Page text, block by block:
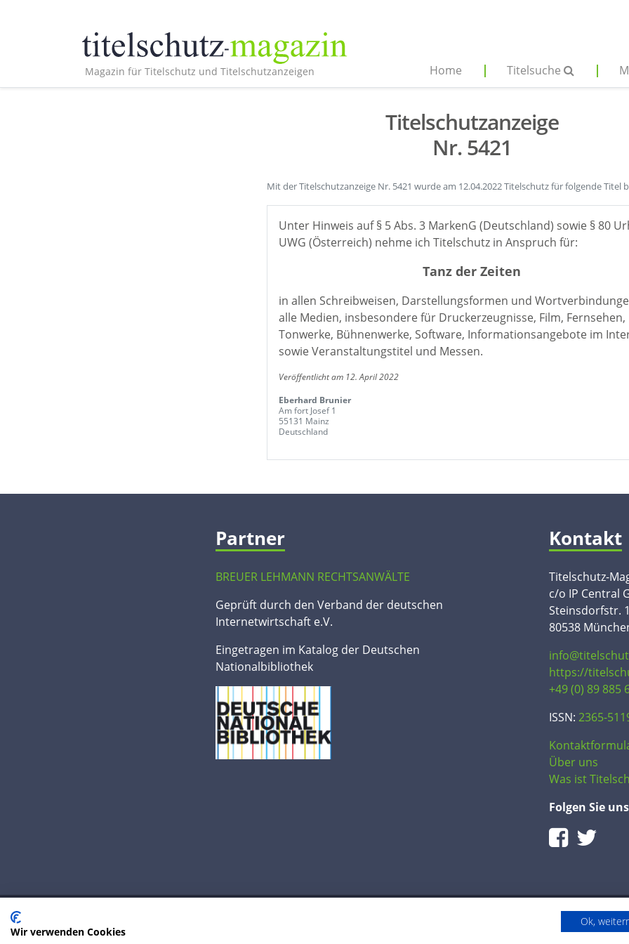
Magazin für Titelschutz und Titelschutzanzeigen Home Titelsuche
Titelschutzanzeige
Nr. 5421
Mit der Titelschutzanzeige Nr. 5421 wurde am 12.04.2022 Titelschutz für folgende Titel
Unter Hinweis auf § 5 Abs. 3 MarkenG (Deutschland) sowie § 80
UWG (Österreich) nehme ich Titelschutz in Anspruch für:
Tanz der Zeiten
in allen Schreibweisen, Darstellungsformen und
alle Medien, insbesondere für Druckerzeugnisse, Film, Fernsehen,
Tonwerke, Bühnenwerke, Software, Informationsangebote im
sowie Veranstaltungstitel und Messen.
Veröffentlicht am 12. April 2022
Eberhard Brunier
Am fort Josef 1
55131 Mainz
Deutschland
Partner
BREUER LEHMANN RECHTSANWÄLTE
Geprüft durch den Verband der deutschen
Internetwirtschaft e.V.
Eingetragen im Katalog der Deutschen
Nationalbibliothek
Kontakt
Titelschutz-
c/o IP Central
Steinsdorfstr.
80538
https://
+49 (0) 89 885
ISSN: 2365-
Über uns
Was ist
Folgen Sie uns
© 2020 IP Central GmbH
Wir verwenden Cookies
Ok,